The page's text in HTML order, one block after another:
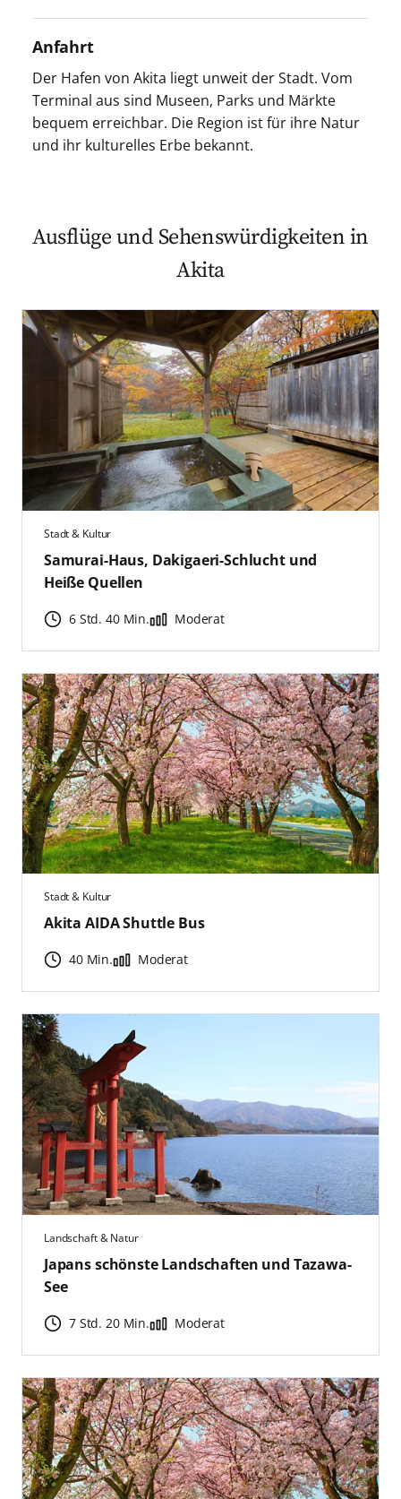
Anfahrt
Der Hafen von Akita liegt unweit der Stadt. Vom
Terminal aus sind Museen, Parks und Märkte
bequem erreichbar. Die Region ist für ihre Natur
und ihr kulturelles Erbe bekannt.
Ausflüge und Sehenswürdigkeiten in
Akita
Stadt & Kultur
Samurai-Haus, Dakigaeri-Schlucht und
Heiße Quellen
6 Std. 40 Min. Moderat
Stadt & Kultur
Akita AIDA Shuttle Bus
40 Min. Moderat
Landschaft & Natur
Japans schönste Landschaften und Tazawa-
See
7 Std. 20 Min. Moderat